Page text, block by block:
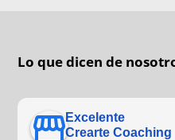
Lo que dicen de
Excelente
Crearte Coaching